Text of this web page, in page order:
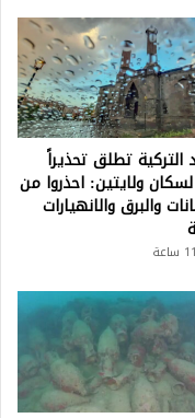
التركية تطلق تحذيراً
ولايتين: احذروا من
والبرق والانهيارات